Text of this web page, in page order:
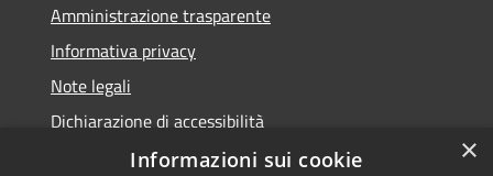
Amministrazione trasparente
Informativa privacy
Note legali
Dichiarazione di accessibilità
×
Informazioni sui cookie